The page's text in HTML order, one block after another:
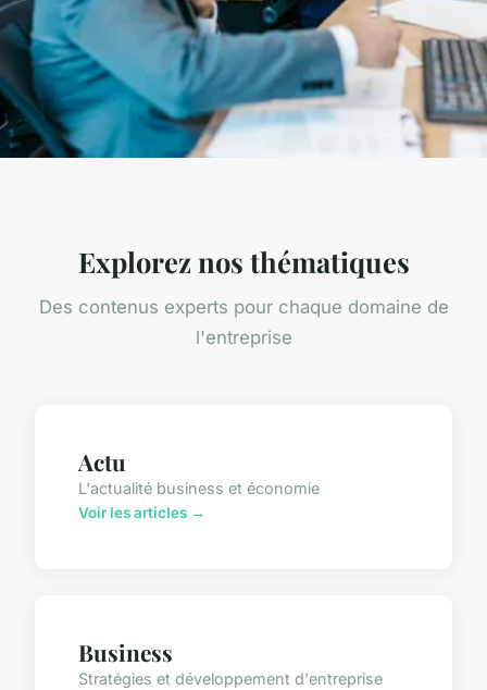
Explorez nos thématiques
Des contenus experts pour chaque domaine de
l'entreprise
Actu
L'actualité business et économie
Voir les articles →
Business
Stratégies et développement d'entreprise